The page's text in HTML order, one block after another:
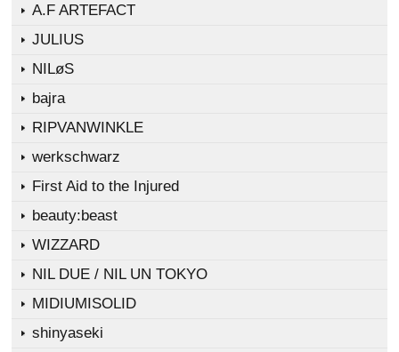
A.F ARTEFACT
JULIUS
NILøS
bajra
RIPVANWINKLE
werkschwarz
First Aid to the Injured
beauty:beast
WIZZARD
NIL DUE / NIL UN TOKYO
MIDIUMISOLID
shinyaseki